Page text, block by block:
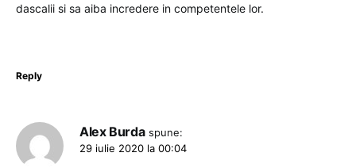
dascalii si sa aiba incredere in competentele lor.
Reply
Alex Burda spune:
29 iulie 2020 la 00:04